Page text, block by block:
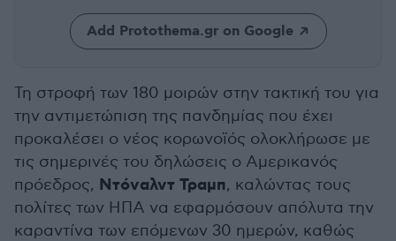
Add Protothema.gr on Google
Τη στροφή των 180 μοιρών στην τακτική του για
την αντιμετώπιση της πανδημίας που έχει
προκαλέσει ο νέος κορωνοϊός ολοκλήρωσε με
τις σημερινές του δηλώσεις ο Αμερικανός
πρόεδρος, Ντόναλντ Τραμπ, καλώντας τους
πολίτες των ΗΠΑ να εφαρμόσουν απόλυτα την
καραντίνα των επόμενων 30 ημερών, καθώς